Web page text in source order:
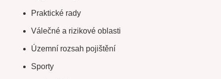
Praktické rady
Válečné a rizikové oblasti
Územní rozsah pojištění
Sporty